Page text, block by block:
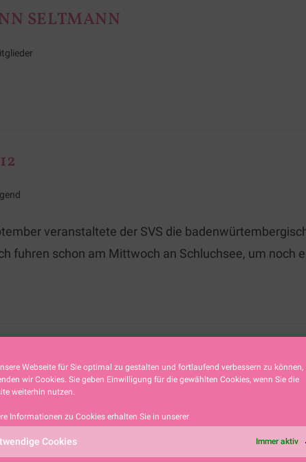
Webseite für Sie optimal zu gestalten und fortlaufend verbessern zu können,
wir Cookies. Sie geben Einwilligung für die gewählten Cookies, wenn Sie die
weiterhin nutzen.
Informationen zu Cookies erhalten Sie in unserer
Cookies Immer aktiv
SELTMANN
veranstaltete der SVS die
fuhren schon am Mittwoch an Schluchsee, um noch